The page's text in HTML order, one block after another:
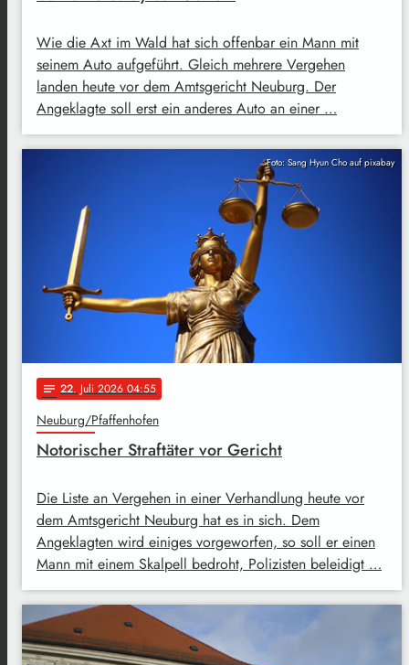
Wie die Axt im Wald hat sich offenbar ein Mann mit
seinem Auto aufgeführt. Gleich mehrere Vergehen
landen heute vor dem Amtsgericht Neuburg. Der
Angeklagte soll erst ein anderes Auto an einer …
Foto: Sang Hyun Cho auf pixabay
notes 22. Juli 2026 04:55
Neuburg/Pfaffenhofen
Notorischer Straftäter vor Gericht
Die Liste an Vergehen in einer Verhandlung heute vor
dem Amtsgericht Neuburg hat es in sich. Dem
Angeklagten wird einiges vorgeworfen, so soll er einen
Mann mit einem Skalpell bedroht, Polizisten beleidigt …